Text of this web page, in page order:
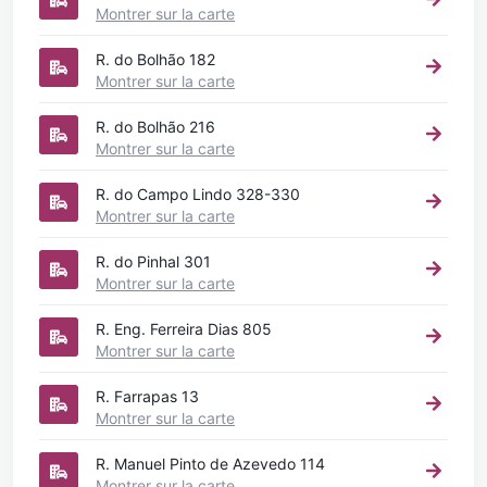
Montrer sur la carte
R. do Bolhão 182
Montrer sur la carte
R. do Bolhão 216
Montrer sur la carte
R. do Campo Lindo 328-330
Montrer sur la carte
R. do Pinhal 301
Montrer sur la carte
R. Eng. Ferreira Dias 805
Montrer sur la carte
R. Farrapas 13
Montrer sur la carte
R. Manuel Pinto de Azevedo 114